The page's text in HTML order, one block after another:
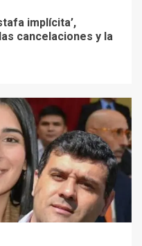
implícita’,
cancelaciones y la